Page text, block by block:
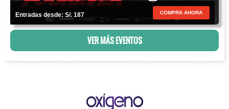
Entradas desde: S/. 187 COMPRA AHORA
VER MÁS EVENTOS